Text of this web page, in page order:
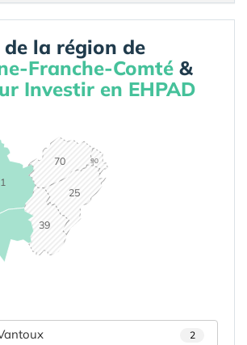
de la région de
Franche-Comté &
Investir en EHPAD
25
39
70 90
2